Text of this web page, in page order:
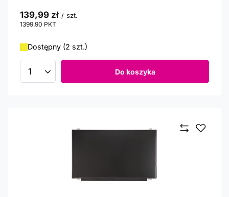
139,99 zł / szt.
1399.90 PKT
Dostępny (2 szt.)
Ilość produktów Do koszyka